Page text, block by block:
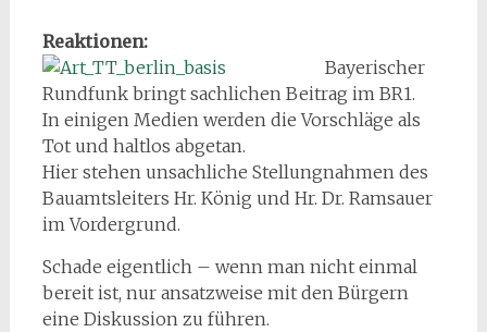
Reaktionen:
Bayerischer
Rundfunk bringt sachlichen Beitrag im BR1.
In einigen Medien werden die Vorschläge als
Tot und haltlos abgetan.
Hier stehen unsachliche Stellungnahmen des
Bauamtsleiters Hr. König und Hr. Dr. Ramsauer
im Vordergrund.
Schade eigentlich – wenn man nicht einmal
bereit ist, nur ansatzweise mit den Bürgern
eine Diskussion zu führen.